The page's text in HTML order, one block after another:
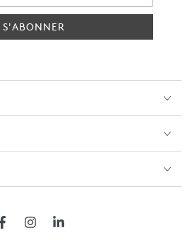
S'ABONNER
FacebookInstagramLinkedIn